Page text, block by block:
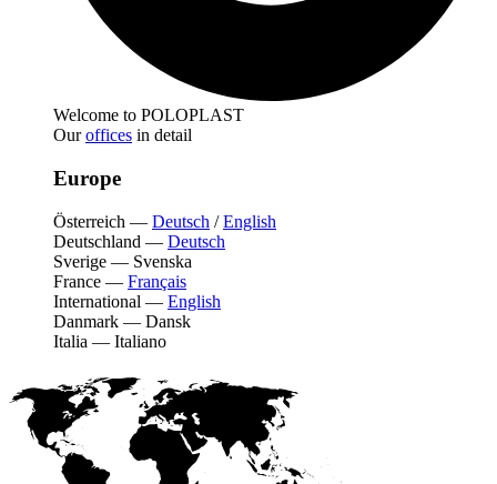
Welcome to POLOPLAST
Ouroffices in detail
Europe
Österreich — Deutsch /English
Deutschland — Deutsch
Sverige — Svenska
France — Français
International — English
Danmark — Dansk
Italia — Italiano